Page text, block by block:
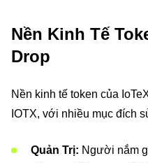
Nền Kinh Tế
Drop
Nền kinh tế token của
IOTX, với nhiều mục đích
Quản Trị: Người nắm